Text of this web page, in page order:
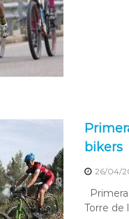
bikers
26/04/
Torre de